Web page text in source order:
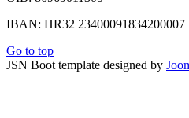
IBAN: HR32 23400091834200007
Go to top
JSN Boot template designed by